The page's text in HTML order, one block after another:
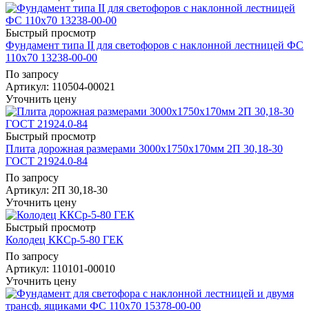
Быстрый просмотр
Фундамент типа II для светофоров с наклонной лестницей ФС
110х70 13238-00-00
По запросу
Артикул: 110504-00021
Уточнить цену
Быстрый просмотр
Плита дорожная размерами 3000x1750x170мм 2П 30,18-30
ГОСТ 21924.0-84
По запросу
Артикул: 2П 30,18-30
Уточнить цену
Быстрый просмотр
Колодец ККСр-5-80 ГЕК
По запросу
Артикул: 110101-00010
Уточнить цену